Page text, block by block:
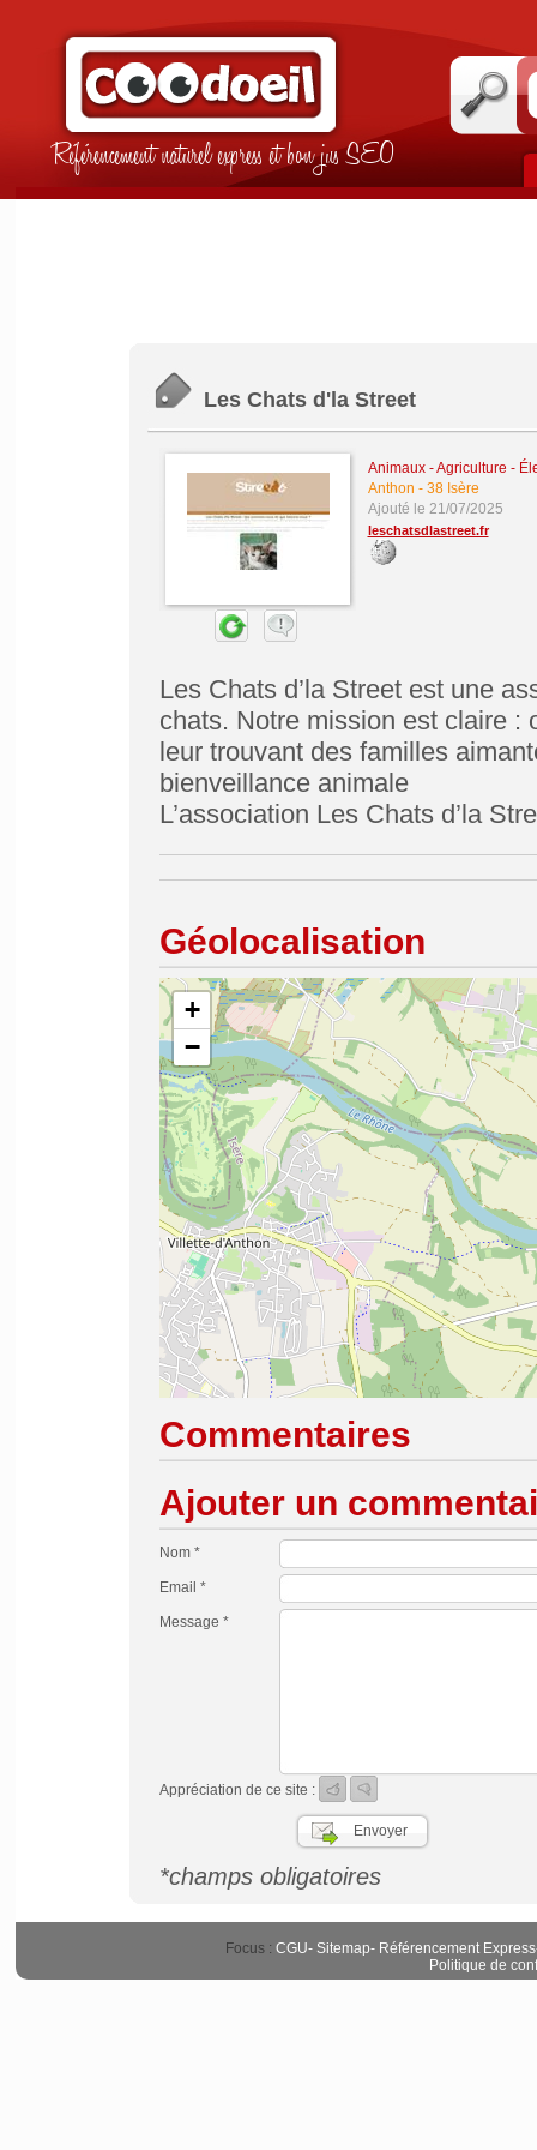
Référencement naturel express et bon jus SEO
Les Chats d'la Street
Animaux - Agriculture -
Anthon - 38 Isère
Ajouté le 21/07/2025
leschatsdlastreet.fr
Les Chats d’la Street est une
chats. Notre mission est claire :
leur trouvant des familles
bienveillance animale
L’association Les Chats d’la
Géolocalisation
+
−
Commentaires
Ajouter un
Nom *
Email *
Message *
Appréciation de ce site :
*champs obligatoires
Focus : CGU- Sitemap- Référencement Express
Politique de